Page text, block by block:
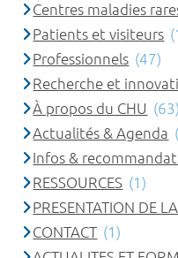
Centres maladies
Patients et visiteurs
Professionnels (47)
Recherche et
À propos du CHU (63)
Actualités & Agenda
Infos &
RESSOURCES (1)
PRESENTATION DE
CONTACT (1)